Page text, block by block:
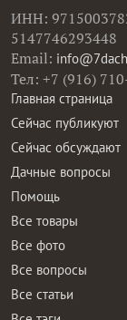
ИНН:
5147746293448
Email:
Тел: +7 (916)
Главная страница
Сейчас публикуют
Сейчас обсуждают
Дачные вопросы
Помощь
Все товары
Все фото
Все вопросы
Все статьи